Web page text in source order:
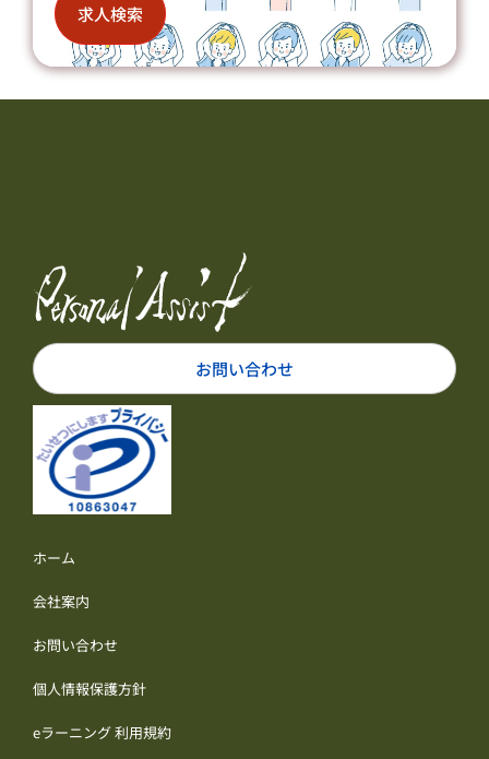
求人検索
お問い合わせ
ホーム
会社案内
お問い合わせ
個人情報保護方針
eラーニング 利用規約